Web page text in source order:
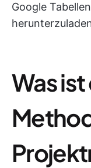
Google
Was